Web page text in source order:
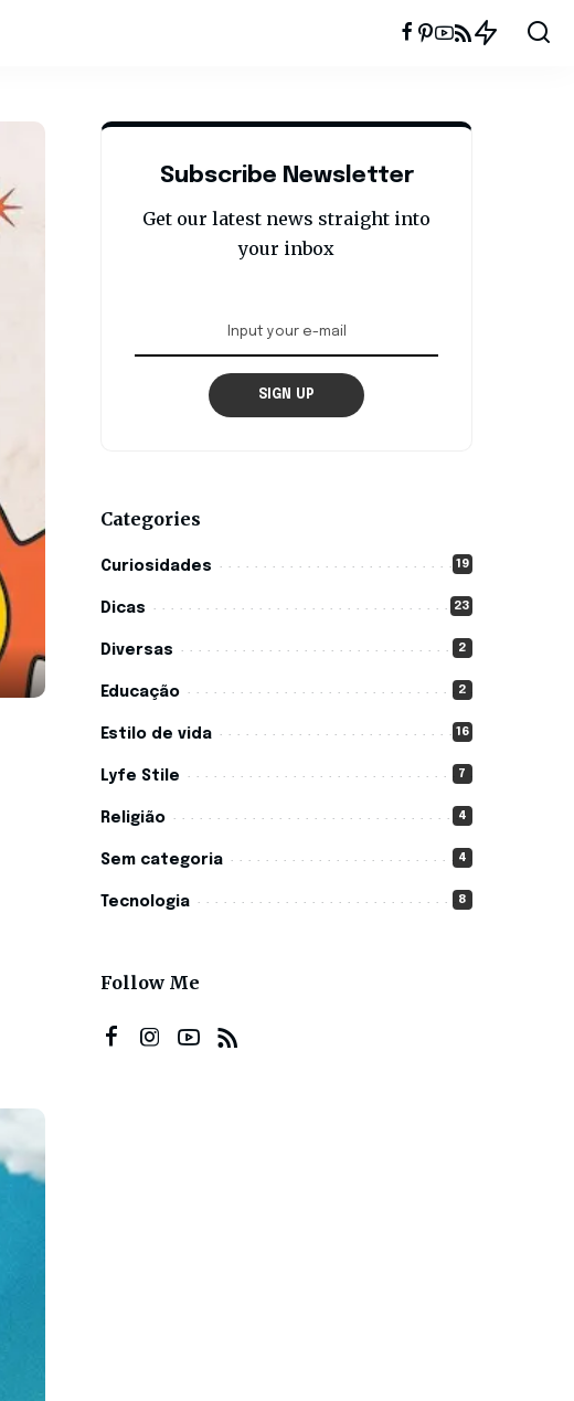
Subscribe Newsletter
Get our latest news straight into
your inbox
SIGN UP
Categories
Curiosidades 19
Dicas 23
Diversas 2
Educação 2
Estilo de vida 16
Lyfe Stile 7
Religião 4
Sem categoria 4
Tecnologia 8
Follow Me